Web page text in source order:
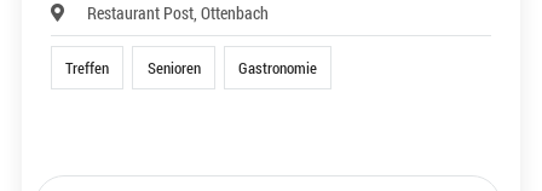
Restaurant Post, Ottenbach
Treffen Senioren Gastronomie